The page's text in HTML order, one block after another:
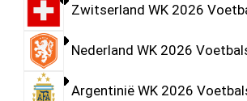
Zwitserland WK 2026
Nederland WK 2026
Argentinië WK 2026